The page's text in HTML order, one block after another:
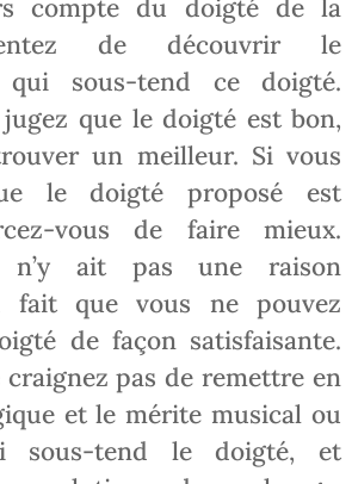
compte du doigté de la
de découvrir le
qui sous-tend ce doigté.
que le doigté est bon,
un meilleur. Si vous
le doigté proposé est
vous de faire mieux.
n’y ait pas une raison
fait que vous ne pouvez
de façon satisfaisante.
craignez pas de remettre en
et le mérite musical ou
sous-tend le doigté, et